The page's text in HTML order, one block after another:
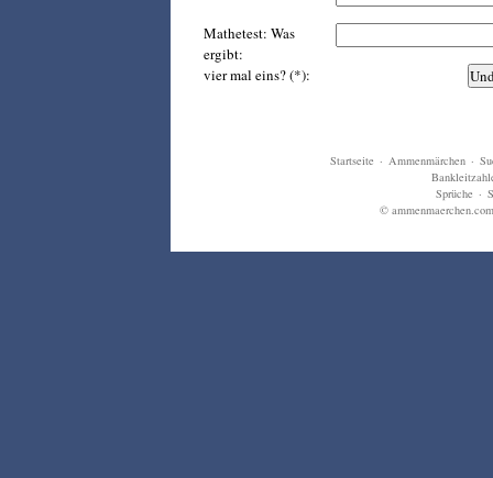
Mathetest: Was
ergibt:
vier mal eins? (*):
Startseite · Ammenmärchen ·
Sprüche ·
©